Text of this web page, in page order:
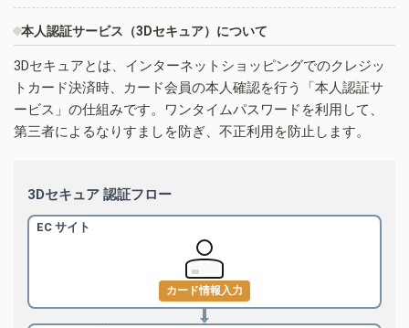
本人認証サービス（3Dセキュア）について
3Dセキュアとは、インターネットショッピングでのクレジッ
トカード決済時、カード会員の本人確認を行う「本人認証サ
ービス」の仕組みです。ワンタイムパスワードを利用して、
第三者によるなりすましを防ぎ、不正利用を防止します。
3Dセキュア 認証フロー
EC サイト
カード情報入力